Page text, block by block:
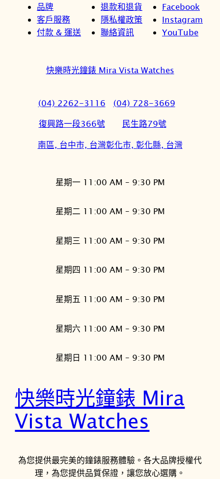
品牌
客戶服務
付款 & 運送
退款和退貨
隱私權政策
聯絡資訊
Facebook
Instagram
YouTube
快樂時光鐘錶 Mira Vista Watches
(04) 2262-3116
復興路一段366號
南區, 台中市, 台灣
(04) 728-3669
民生路79號
彰化市, 彰化縣, 台灣
星期一 11:00 AM – 9:30 PM
星期二 11:00 AM – 9:30 PM
星期三 11:00 AM – 9:30 PM
星期四 11:00 AM – 9:30 PM
星期五 11:00 AM – 9:30 PM
星期六 11:00 AM – 9:30 PM
星期日 11:00 AM – 9:30 PM
快樂時光鐘錶 Mira
Vista Watches
為您提供最完美的鐘錶服務體驗。各大品牌授權代
理，為您提供品質保證，讓您放心選購。